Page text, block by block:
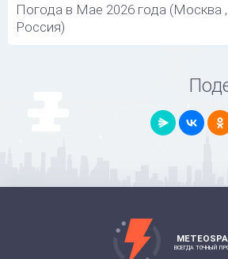
Погода в Мае 2026 года (Москва ,
Россия)
ВСЕГДА ТОЧНЫЙ